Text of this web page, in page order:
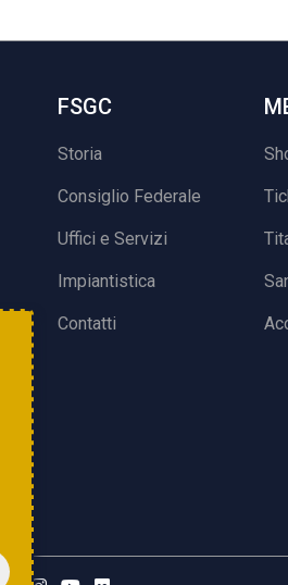
FSGC
Storia
Consiglio Federale
Uffici e Servizi
Impiantistica
Contatti